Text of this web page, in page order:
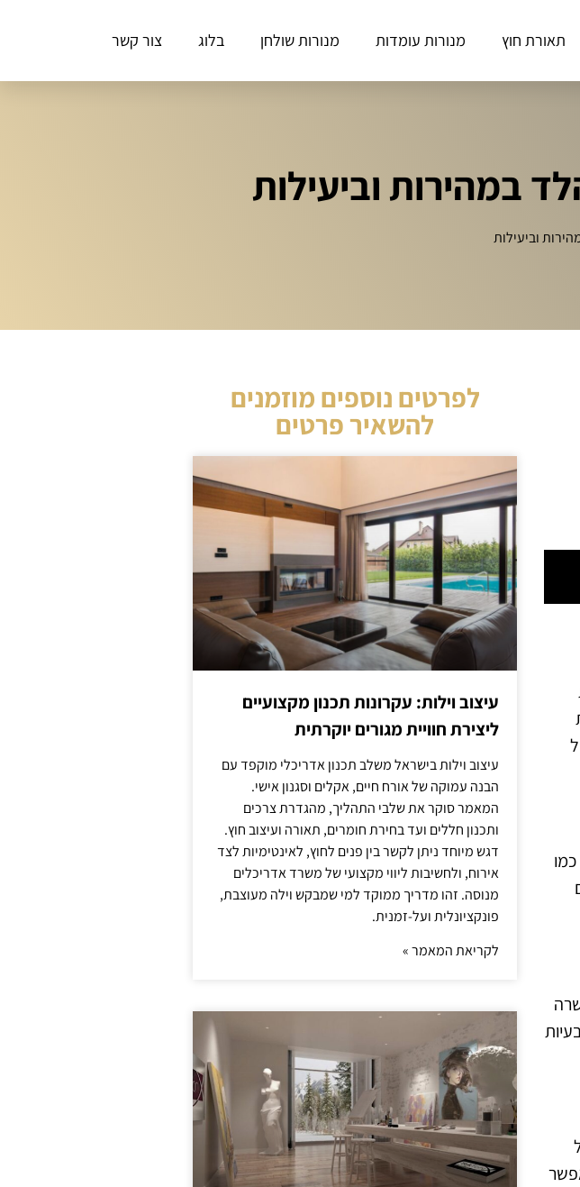
תאורת חוץ מנורות עומדות מנורות שולחן בלוג צור קשר
במהירות וביעילות
וביעילות
לפרטים נוספים מוזמנים
להשאיר פרטים
עיצוב וילות: עקרונות תכנון מקצועיים
ליצירת חוויית מגורים יוקרתית
עיצוב וילות בישראל משלב תכנון אדריכלי מוקפד עם
הבנה עמוקה של אורח חיים, אקלים וסגנון אישי.
המאמר סוקר את שלבי התהליך, מהגדרת צרכים
ותכנון חללים ועד בחירת חומרים, תאורה ועיצוב חוץ.
דגש מיוחד ניתן לקשר בין פנים לחוץ, לאינטימיות לצד
אירוח, ולחשיבות ליווי מקצועי של משרד אדריכלים
מנוסה. זהו מדריך ממוקד למי שמבקש וילה מעוצבת,
פונקציונלית ועל-זמנית.
לקריאת המאמר »